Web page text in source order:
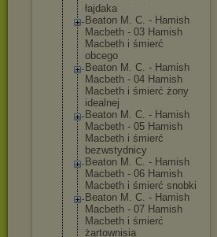
łajdaka
Beaton M. C. - Hamish
Macbeth - 03 Hamish
Macbeth i śmierć
obcego
Beaton M. C. - Hamish
Macbeth - 04 Hamish
Macbeth i śmierć żony
idealnej
Beaton M. C. - Hamish
Macbeth - 05 Hamish
Macbeth i śmierć
bezwstydnicy
Beaton M. C. - Hamish
Macbeth - 06 Hamish
Macbeth i śmierć snobki
Beaton M. C. - Hamish
Macbeth - 07 Hamish
Macbeth i śmierć
żartownisia